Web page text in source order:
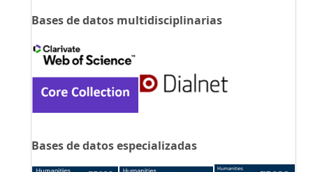
Bases de datos multidisciplinarias
Bases de datos especializadas